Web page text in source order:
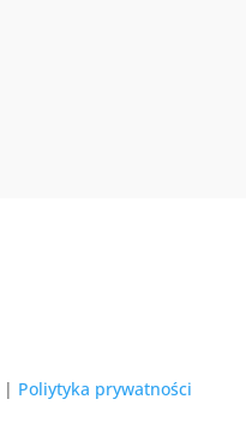
| Poliytyka prywatności